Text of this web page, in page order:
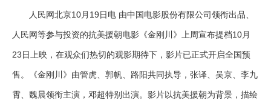
人民网北京10月19日电 由中国电影股份有限公司领衔出品、
人民网等参与投资的抗美援朝电影《金刚川》上周宣布提档10月
23日上映，在观众们热切的观影期待下，影片已正式开启全国预
售。《金刚川》由管虎、郭帆、路阳共同执导，张译、吴京、李九
霄、魏晨领衔主演，邓超特别出演。影片以抗美援朝为背景，描绘